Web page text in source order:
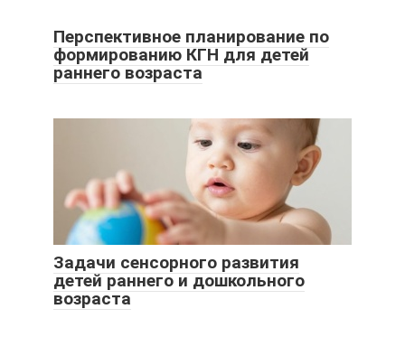
Перспективное планирование по
формированию КГН для детей
раннего возраста
Задачи сенсорного развития
детей раннего и дошкольного
возраста